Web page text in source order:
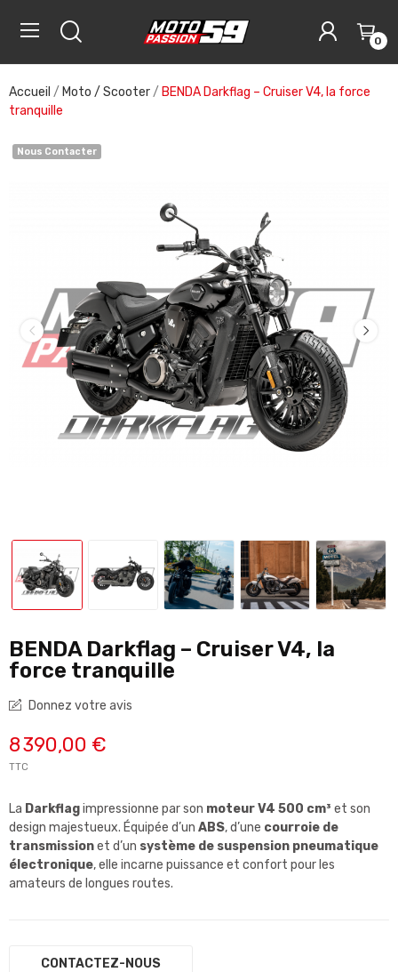
0
Accueil Moto / Scooter
BENDA Darkflag – Cruiser V4, la force
tranquille
Nous Contacter
BENDA Darkflag – Cruiser V4, la
force tranquille
Donnez votre avis
8 390,00 €
TTC
La Darkflagimpressionne par son moteur V4 500 cm³ et son
design majestueux. Équipée d’un ABS, d’une courroie de
transmissionet d’un système de suspension pneumatique
électronique, elle incarne puissance et confort pour les
amateurs de longues routes.
CONTACTEZ-NOUS